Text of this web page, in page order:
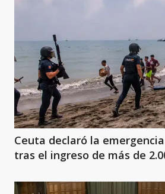
Ceuta declaró la
tras el ingreso de más de